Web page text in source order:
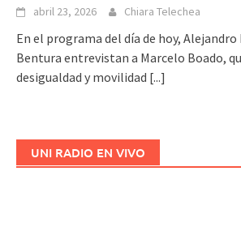
abril 23, 2026 Chiara Telechea
En el programa del día de hoy,
Bentura entrevistan a Marcelo Boado,
desigualdad y movilidad [...]
UNI RADIO EN VIVO